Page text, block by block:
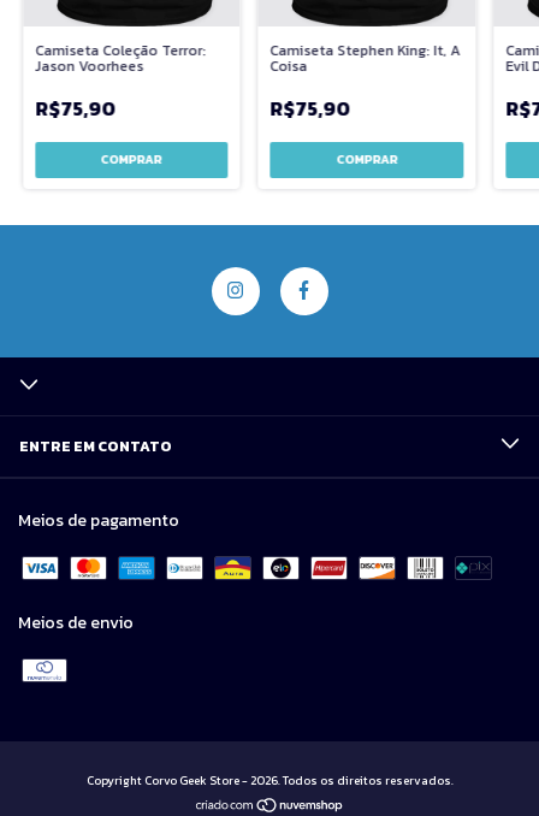
Camiseta Coleção Terror:
Jason Voorhees
R$75,90
COMPRAR
Camiseta Stephen King: It, A
Coisa
R$75,90
COMPRAR
Evil
ENTRE EM CONTATO
Meios de pagamento
Meios de envio
Copyright Corvo Geek Store - 2026. Todos os direitos reservados.